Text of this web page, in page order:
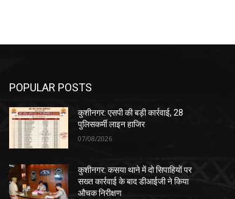
POPULAR POSTS
कुशीनगर: एसपी की बड़ी कार्रवाई, 28
पुलिसकर्मी लाइन हाजिर
07/08/2026
कुशीनगर: कसया थाने में दो सिपाहियों पर
सख्त कार्रवाई के बाद डीआईजी ने किया
औचक निरीक्षण